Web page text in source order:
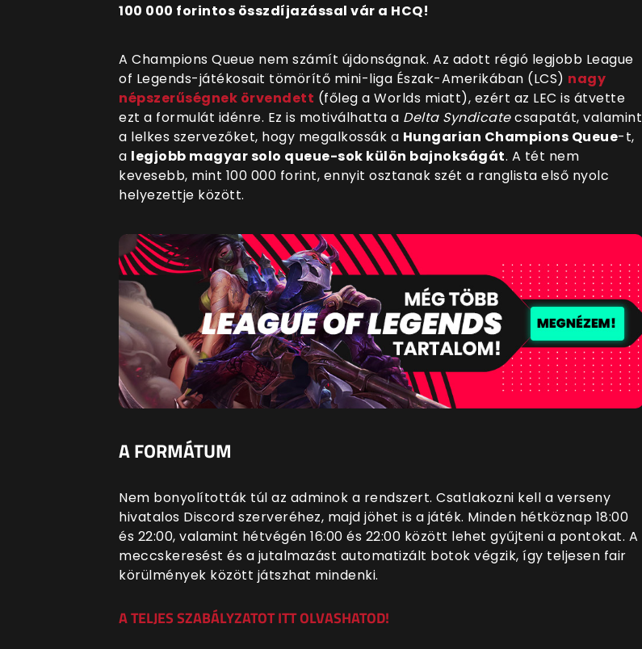
100 000 forintos összdíjazással vár a HCQ!
A Champions Queue nem számít újdonságnak. Az adott régió legjobb League
of Legends-játékosait tömörítő mini-liga Észak-Amerikában (LCS) nagy
népszerűségnek örvendett (főleg a Worlds miatt), ezért az LEC is átvette
ezt a formulát idénre. Ez is motiválhatta a Delta Syndicatecsapatát, valamint
a lelkes szervezőket, hogy megalkossák a Hungarian Champions Queue-t,
a legjobb magyar solo queue-sok külön bajnokságát. A tét nem
kevesebb, mint 100 000 forint, ennyit osztanak szét a ranglista első nyolc
helyezettje között.
A FORMÁTUM
Nem bonyolították túl az adminok a rendszert. Csatlakozni kell a verseny
hivatalos Discord szerveréhez, majd jöhet is a játék. Minden hétköznap 18:00
és 22:00, valamint hétvégén 16:00 és 22:00 között lehet gyűjteni a pontokat. A
meccskeresést és a jutalmazást automatizált botok végzik, így teljesen fair
körülmények között játszhat mindenki.
A TELJES SZABÁLYZATOT ITT OLVASHATOD!